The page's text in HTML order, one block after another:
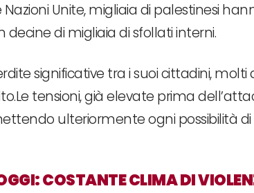
Unite, migliaia di palestinesi
di migliaia di sfollati interni.
significative tra i suoi cittadini, molti
tensioni, già elevate prima
ulteriormente ogni possibilità
COSTANTE CLIMA DI